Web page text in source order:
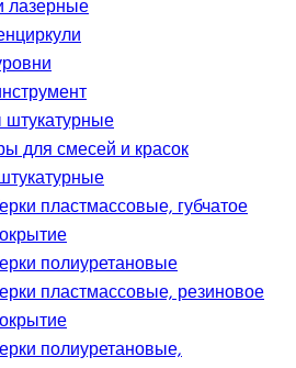
лазерные
для смесей и красок
пластмассовые, губчатое
полиуретановые
пластмассовые, резиновое
полиуретановые,